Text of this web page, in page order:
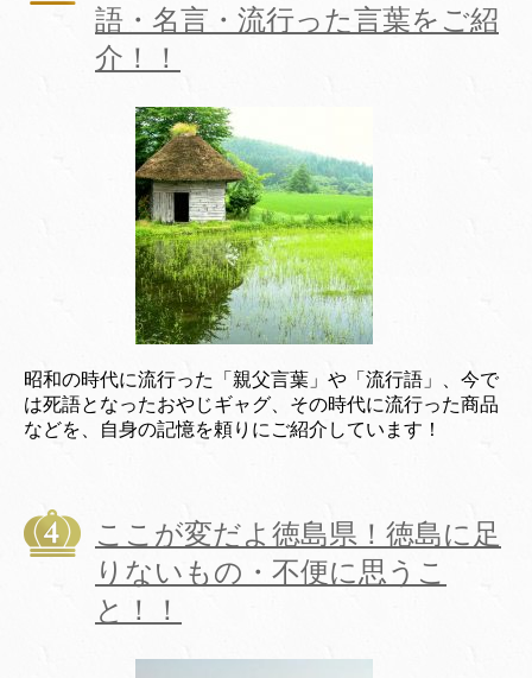
語・名言・流行った言葉をご紹
介！！
昭和の時代に流行った「親父言葉」や「流行語」、今で
は死語となったおやじギャグ、その時代に流行った商品
などを、自身の記憶を頼りにご紹介しています！
ここが変だよ徳島県！徳島に足
りないもの・不便に思うこ
と！！